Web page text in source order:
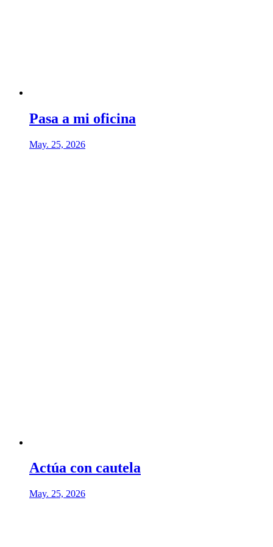
Pasa a mi oficina
May. 25, 2026
Actúa con cautela
May. 25, 2026